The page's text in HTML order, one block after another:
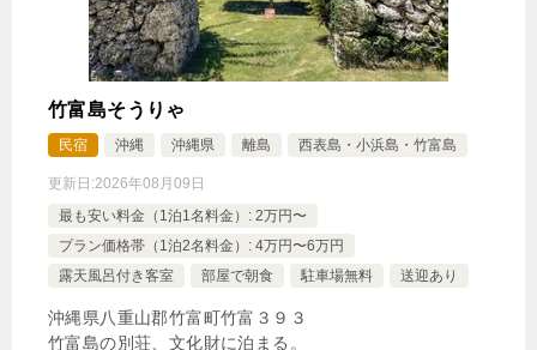
竹富島そうりゃ
民宿 沖縄 沖縄県 離島 西表島・小浜島・竹富島
更新日:2026年08月09日
最も安い料金（1泊1名料金）: 2万円〜
プラン価格帯（1泊2名料金）: 4万円〜6万円
露天風呂付き客室
部屋で朝食 駐車場無料 送迎あり
沖縄県八重山郡竹富町竹富３９３
竹富島の別荘、文化財に泊まる。